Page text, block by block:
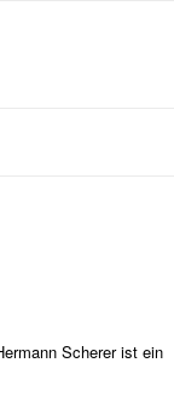
Scherer ist ein